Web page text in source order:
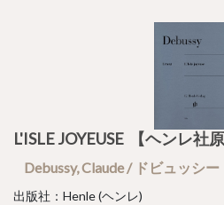
L'ISLE JOYEUSE 【ヘンレ社
Debussy, Claude / ドビュッシー
出版社：Henle (ヘンレ)